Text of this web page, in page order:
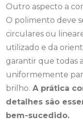
Outro aspecto a
O polimento deve
circulares ou
utilizado e da
garantir que todas
uniformemente
brilho. A prática
detalhes são
bem-sucedido.